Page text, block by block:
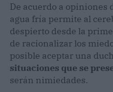
De acuerdo a opiniones
agua fría permite al
despierto desde la
de racionalizar los
posible aceptar una
situaciones que se
serán nimiedades.